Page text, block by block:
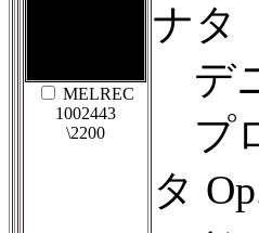
MELREC
1002443
\2200
ナタ
デ
プ
タ